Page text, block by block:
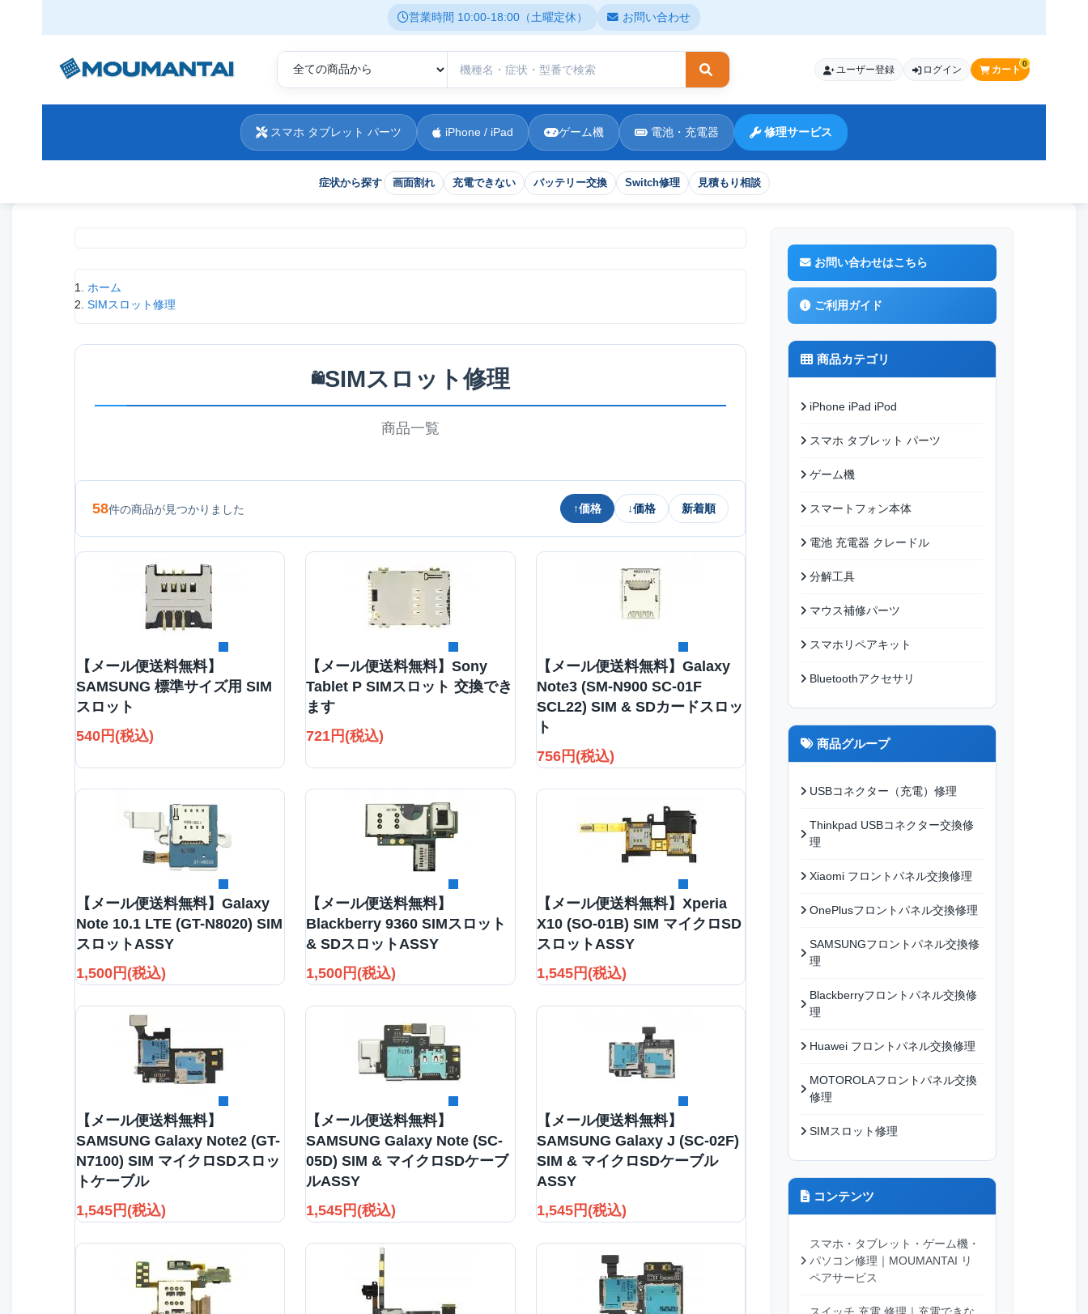
営業時間 10:00-18:00（土曜定休） お問い合わせ
検索
症状から探す 画面割れ 充電できない バッテリー交換 Switch修理 見積もり相談
ユーザー登録 ログイン カート
0
スマホ タブレット パーツ iPhone / iPad ゲーム機 電池・充電器 修理サービス
現在位置
ホーム
SIMスロット修理
🛍️SIMスロット修理
商品一覧
58件の商品が見つかりました ↑価格 ↓価格 新着順
【メール便送料無料】
SAMSUNG 標準サイズ用 SIM
スロット
540円(税込)
【メール便送料無料】Sony
Tablet P SIMスロット 交換でき
ます
721円(税込)
【メール便送料無料】Galaxy
Note3 (SM-N900 SC-01F
SCL22) SIM & SDカードスロッ
ト
756円(税込)
【メール便送料無料】Galaxy
Note 10.1 LTE (GT-N8020) SIM
スロットASSY
1,500円(税込)
【メール便送料無料】
Blackberry 9360 SIMスロット
& SDスロットASSY
1,500円(税込)
【メール便送料無料】Xperia
X10 (SO-01B) SIM マイクロSD
スロットASSY
1,545円(税込)
【メール便送料無料】
SAMSUNG Galaxy Note2 (GT-
N7100) SIM マイクロSDスロッ
トケーブル
1,545円(税込)
【メール便送料無料】
SAMSUNG Galaxy Note (SC-
05D) SIM & マイクロSDケーブ
ルASSY
1,545円(税込)
【メール便送料無料】
SAMSUNG Galaxy J (SC-02F)
SIM & マイクロSDケーブル
ASSY
1,545円(税込)
お問い合わせはこちら
ご利用ガイド
商品カテゴリ
iPhone iPad iPod
スマホ タブレット パーツ
ゲーム機
スマートフォン本体
電池 充電器 クレードル
分解工具
マウス補修パーツ
スマホリペアキット
Bluetoothアクセサリ
商品グループ
USBコネクター（充電）修理
Thinkpad USBコネクター交換修
理
Xiaomi フロントパネル交換修理
OnePlusフロントパネル交換修理
SAMSUNGフロントパネル交換修
理
Blackberryフロントパネル交換修
理
Huawei フロントパネル交換修理
MOTOROLAフロントパネル交換
修理
SIMスロット修理
コンテンツ
スマホ・タブレット・ゲーム機・
パソコン修理｜MOUMANTAI リ
ペアサービス